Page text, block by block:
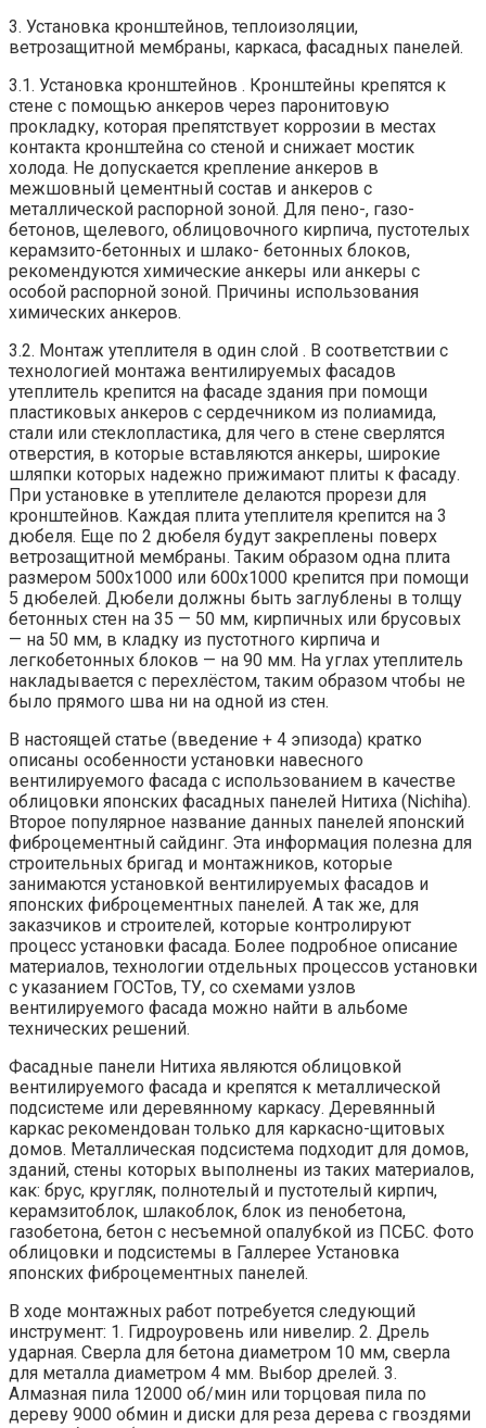
3. Установка кронштейнов, теплоизоляции,
ветрозащитной мембраны, каркаса, фасадных панелей.
3.1. Установка кронштейнов . Кронштейны крепятся к
стене с помощью анкеров через паронитовую
прокладку, которая препятствует коррозии в местах
контакта кронштейна со стеной и снижает мостик
холода. Не допускается крепление анкеров в
межшовный цементный состав и анкеров с
металлической распорной зоной. Для пено-, газо-
бетонов, щелевого, облицовочного кирпича, пустотелых
керамзито-бетонных и шлако- бетонных блоков,
рекомендуются химические анкеры или анкеры с
особой распорной зоной. Причины использования
химических анкеров.
3.2. Монтаж утеплителя в один слой . В соответствии с
технологией монтажа вентилируемых фасадов
утеплитель крепится на фасаде здания при помощи
пластиковых анкеров с сердечником из полиамида,
стали или стеклопластика, для чего в стене сверлятся
отверстия, в которые вставляются анкеры, широкие
шляпки которых надежно прижимают плиты к фасаду.
При установке в утеплителе делаются прорези для
кронштейнов. Каждая плита утеплителя крепится на 3
дюбеля. Еще по 2 дюбеля будут закреплены поверх
ветрозащитной мембраны. Таким образом одна плита
размером 500х1000 или 600х1000 крепится при помощи
5 дюбелей. Дюбели должны быть заглублены в толщу
бетонных стен на 35 — 50 мм, кирпичных или брусовых
— на 50 мм, в кладку из пустотного кирпича и
легкобетонных блоков — на 90 мм. На углах утеплитель
накладывается с перехлёстом, таким образом чтобы не
было прямого шва ни на одной из стен.
В настоящей статье (введение + 4 эпизода) кратко
описаны особенности установки навесного
вентилируемого фасада с использованием в качестве
облицовки японских фасадных панелей Нитиха (Nichiha).
Второе популярное название данных панелей японский
фиброцементный сайдинг. Эта информация полезна для
строительных бригад и монтажников, которые
занимаются установкой вентилируемых фасадов и
японских фиброцементных панелей. А так же, для
заказчиков и строителей, которые контролируют
процесс установки фасада. Более подробное описание
материалов, технологии отдельных процессов установки
с указанием ГОСТов, ТУ, со схемами узлов
вентилируемого фасада можно найти в альбоме
технических решений.
Фасадные панели Нитиха являются облицовкой
вентилируемого фасада и крепятся к металлической
подсистеме или деревянному каркасу. Деревянный
каркас рекомендован только для каркасно-щитовых
домов. Металлическая подсистема подходит для домов,
зданий, стены которых выполнены из таких материалов,
как: брус, кругляк, полнотелый и пустотелый кирпич,
керамзитоблок, шлакоблок, блок из пенобетона,
газобетона, бетон с несъемной опалубкой из ПСБС. Фото
облицовки и подсистемы в Галлерее Установка
японских фиброцементных панелей.
В ходе монтажных работ потребуется следующий
инструмент: 1. Гидроуровень или нивелир. 2. Дрель
ударная. Сверла для бетона диаметром 10 мм, сверла
для металла диаметром 4 мм. Выбор дрелей. 3.
Алмазная пила 12000 об/мин или торцовая пила по
дереву 9000 обмин и диски для реза дерева с гвоздями